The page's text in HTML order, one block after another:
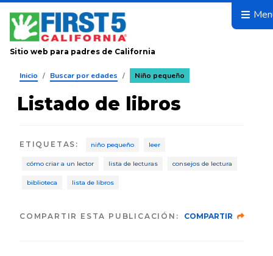
Avanza
Sitio web para padres de California
Inicio / Buscar por edades / Niño pequeño
Listado de libros
ETIQUETAS : niño pequeño leer
cómo criar a un lector lista de lecturas consejos de lectura
biblioteca lista de libros
COMPARTIR ESTA PUBLICACIÓN: COMPARTIR